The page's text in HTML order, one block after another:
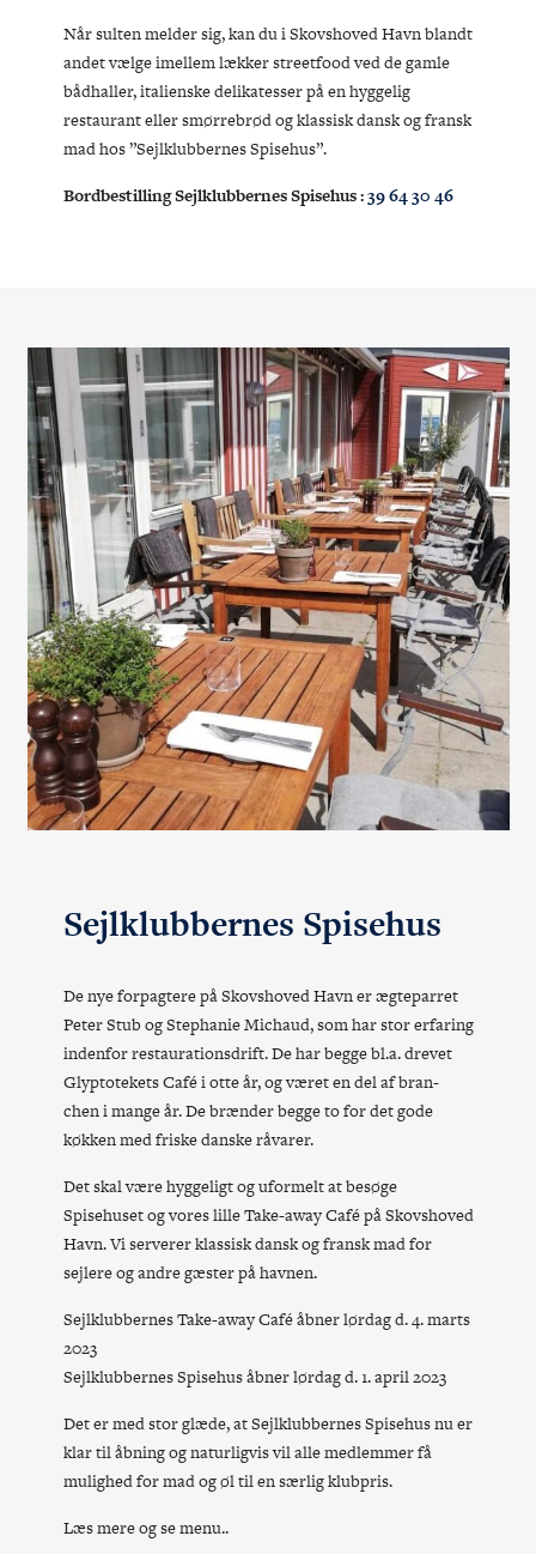
Når sulten melder sig, kan du i Skovshoved Havn blandt
andet vælge imellem lækker streetfood ved de gamle
bådhaller, italienske delikatesser på en hyggelig
restaurant eller smørrebrød og klassisk dansk og fransk
mad hos ”Sejlklubbernes Spisehus”.
Bordbestilling Sejlklubbernes Spisehus :39 64 30 46
Sejlklubbernes Spisehus
De nye forpagtere på Skovshoved Havn er ægteparret
Peter Stub og Stephanie Michaud, som har stor erfaring
indenfor restaurationsdrift. De har begge bl.a. drevet
Glyptotekets Café i otte år, og været en del af bran-
chen i mange år. De brænder begge to for det gode
køkken med friske danske råvarer.
Det skal være hyggeligt og uformelt at besøge
Spisehuset og vores lille Take-away Café på Skovshoved
Havn. Vi serverer klassisk dansk og fransk mad for
sejlere og andre gæster på havnen.
Sejlklubbernes Take-away Café åbner lørdag d. 4. marts
2023
Sejlklubbernes Spisehus åbner lørdag d. 1. april 2023
Det er med stor glæde, at Sejlklubbernes Spisehus nu er
klar til åbning og naturligvis vil alle medlemmer få
mulighed for mad og øl til en særlig klubpris.
Læs mere og se menu..